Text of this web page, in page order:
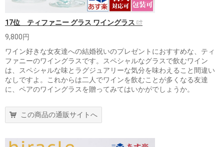
17位 ティファニー グラス ワイングラス
9,800円
ワイン好きな女友達への結婚祝いのプレゼントにおすすめな、ティ
ファニーのワイングラスです。スペシャルなグラスで飲むワイン
は、スペシャルな味とラグジュアリーな気分を味わえること間違い
なしですよ。これからは二人でワインを飲むことが多くなる友達
に、ペアのワイングラスを贈ってみてはいかがでしょうか。
この商品の通販サイトへ